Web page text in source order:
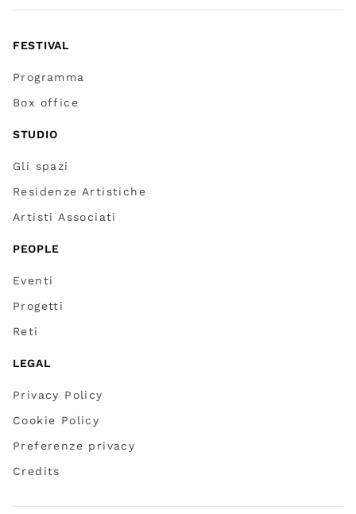
FESTIVAL
Programma
Box office
STUDIO
Gli spazi
Residenze Artistiche
Artisti Associati
PEOPLE
Eventi
Progetti
Reti
LEGAL
Privacy Policy
Cookie Policy
Preferenze privacy
Credits